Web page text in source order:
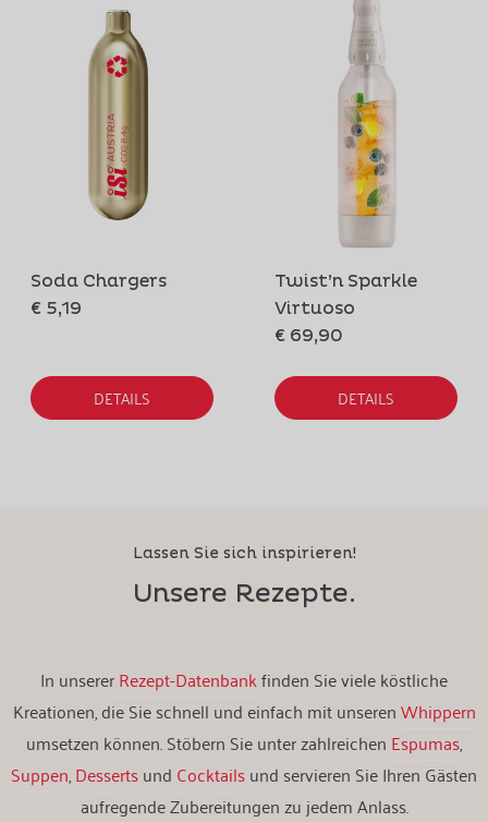
Soda Chargers
€ 5,19
DETAILS
Twist’n Sparkle
Virtuoso
€ 69,90
DETAILS
Lassen Sie sich inspirieren!
Unsere Rezepte.
In unsererRezept-Datenbankfinden Sie viele köstliche
Kreationen, die Sie schnell und einfach mit unserenWhippern
umsetzen können. Stöbern Sie unter zahlreichen Espumas,
Suppen,Dessertsund Cocktailsund servieren Sie Ihren Gästen
aufregende Zubereitungen zu jedem Anlass.